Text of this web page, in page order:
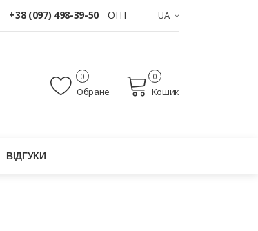
+38 (097) 498-39-50 ОПТ UA
Обране
0
Кошик
0
ВІДГУКИ